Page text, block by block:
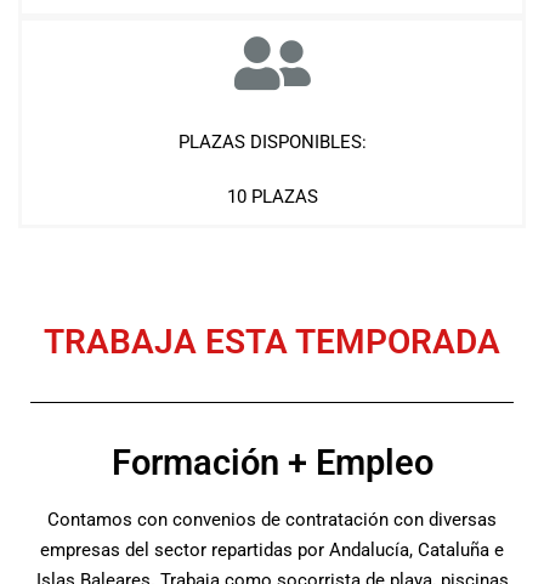
PLAZAS DISPONIBLES:
10 PLAZAS
TRABAJA ESTA TEMPORADA
Formación + Empleo
Contamos con convenios de contratación con diversas
empresas del sector repartidas por Andalucía, Cataluña e